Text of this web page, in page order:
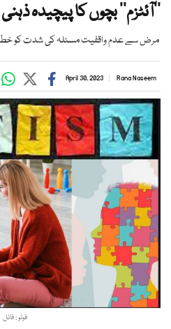
’’آئٹزم‘‘ بچوں کا پیچیدہ
مرض سے عدم واقفیت مسئلہ کی شدت کو
Rana Naseem
April 30, 2023
فوٹو : فائل